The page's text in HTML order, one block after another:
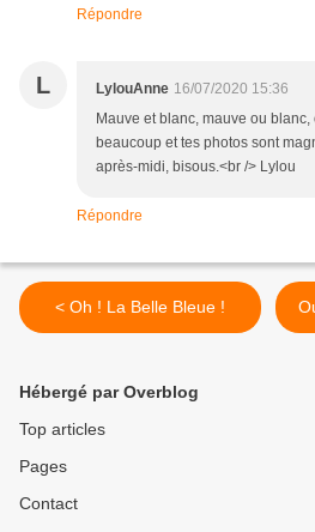
Répondre
L LylouAnne 16/07/2020 15:36
Mauve et blanc, mauve ou
beaucoup et tes photos sont
après-midi, bisous.<br /> Lylou
Répondre
< Oh ! La Belle Bleue !
Hébergé par Overblog
Top articles
Pages
Contact